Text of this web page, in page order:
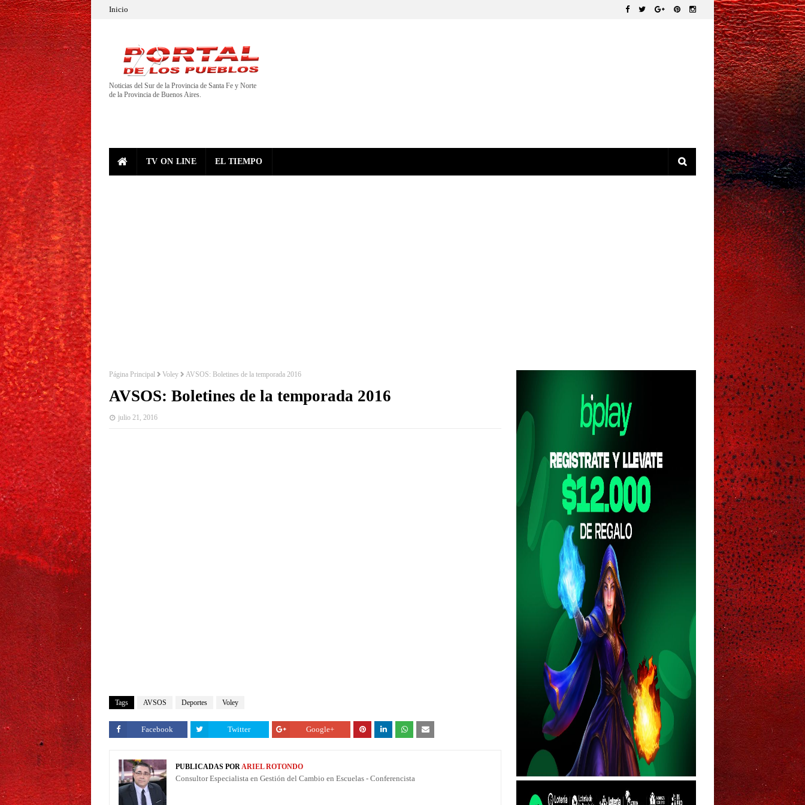
Inicio
Noticias del Sur de la Provincia de Santa Fe y Norte
de la Provincia de Buenos Aires.
TV ON LINE EL TIEMPO
Página Principal Voley AVSOS: Boletines de la temporada 2016
AVSOS: Boletines de la temporada 2016
julio 21, 2016
Tags AVSOS Deportes Voley
Facebook Twitter Google+
PUBLICADAS PORARIEL ROTONDO
Consultor Especialista en Gestión del Cambio en Escuelas - Conferencista